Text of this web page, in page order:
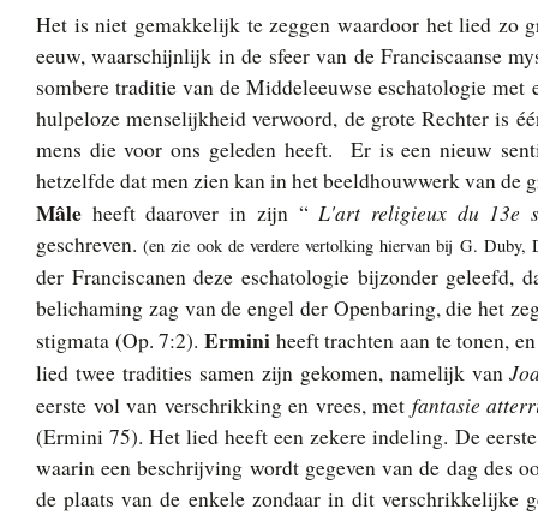
Het is niet gemakkelijk te zeggen waardoor het lied zo
eeuw, waarschijnlijk in de sfeer van de Franciscaanse
sombere traditie van de Middeleeuwse eschatologie met
hulpeloze menselijkheid verwoord, de grote Rechter is
mens die voor ons geleden heeft. Er is een nieuw
hetzelfde dat men zien kan in het beeldhouwwerk van de
Mâle heeft daarover in zijn “L'art religieux du 13e
geschreven.(en zie ook de verdere vertolking hiervan bij G. Duby,
der Franciscanen deze eschatologie bijzonder geleefd,
belichaming zag van de engel der Openbaring, die het
stigmata (Op. 7:2). Erminiheeft trachten aan te tonen,
lied twee tradities samen zijn gekomen, namelijk van
eerste vol van verschrikking en vrees, met fantasie
(Ermini 75). Het lied heeft een zekere indeling. De
waarin een beschrijving wordt gegeven van de dag des
de plaats van de enkele zondaar in dit verschrikkelijke